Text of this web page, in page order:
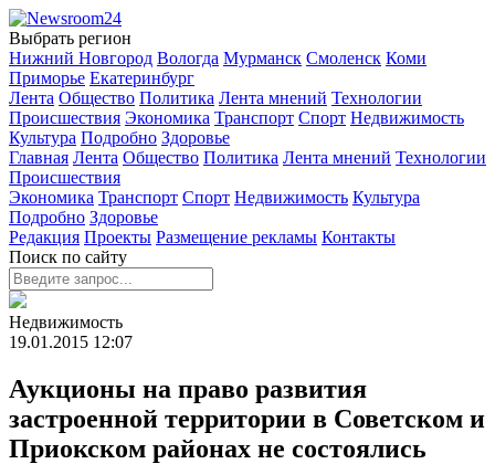
Выбрать регион
Нижний Новгород Вологда Мурманск Смоленск Коми
Приморье Екатеринбург
Лента Общество Политика Лента мнений Технологии
Происшествия Экономика Транспорт Спорт Недвижимость
Культура Подробно Здоровье
Главная Лента Общество Политика Лента мнений Технологии
Происшествия
Экономика Транспорт Спорт Недвижимость Культура
Подробно Здоровье
Редакция Проекты Размещение рекламы Контакты
Поиск по сайту
Недвижимость
19.01.2015 12:07
Аукционы на право развития
застроенной территории в Советском и
Приокском районах не состоялись